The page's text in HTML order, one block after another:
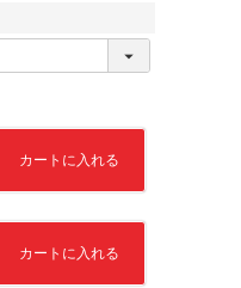
カートに入れる
カートに入れる